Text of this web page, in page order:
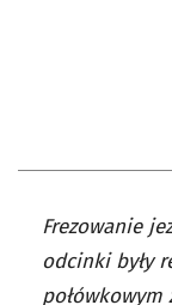
Frezowanie
odcinki były